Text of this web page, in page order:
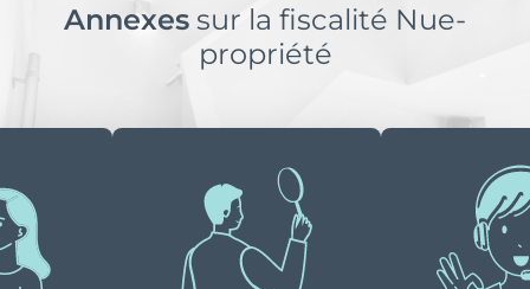
Annexes sur la fiscalité Nue-
propriété